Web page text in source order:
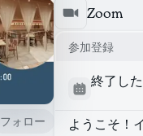
フォロー
Zoom
参加登録
終了し
ようこそ！